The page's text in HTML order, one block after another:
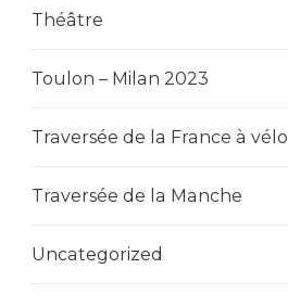
Théâtre
Toulon – Milan 2023
Traversée de la France à vélo
Traversée de la Manche
Uncategorized